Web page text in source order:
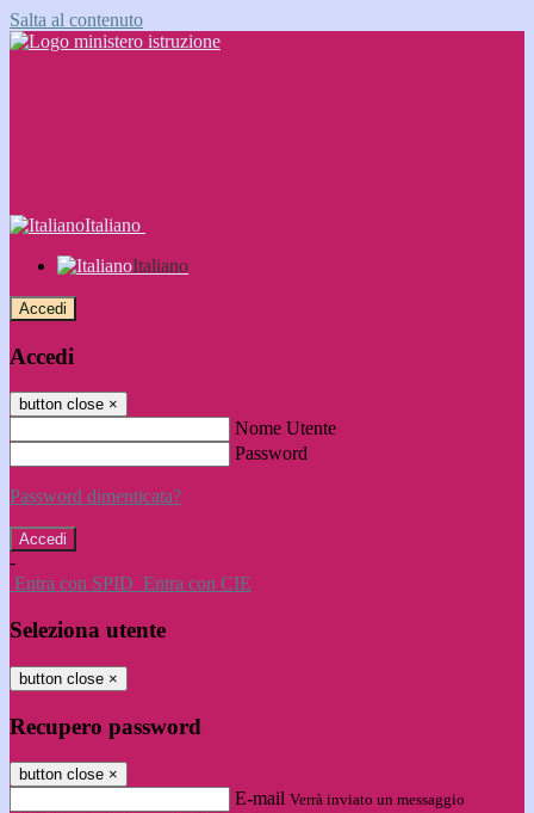
Salta al contenuto
Italiano
Italiano
Accedi
Accedi
button close ×
Nome Utente
Password
Password dimenticata?
-
Entra con SPID Entra con CIE
Seleziona utente
button close ×
Recupero password
button close ×
E-mail Verrà inviato un messaggio